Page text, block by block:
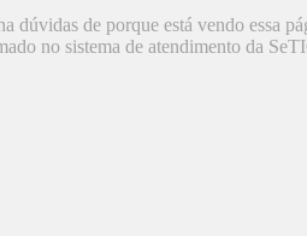
dúvidas de porque está vendo essa
no sistema de atendimento da